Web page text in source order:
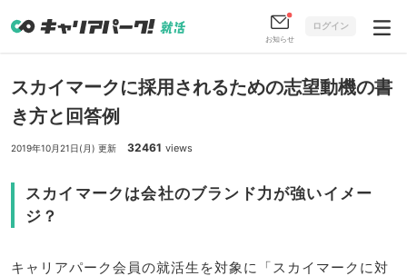
お知らせ
ログイン
スカイマークに採用されるための志望動機の書
き方と回答例
2019年10月21日(月) 更新 32461 views
スカイマークは会社のブランド力が強いイメー
ジ？
キャリアパーク会員の就活生を対象に「スカイマークに対